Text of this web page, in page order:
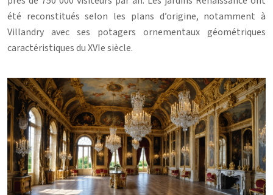
été reconstitués selon les plans d’origine, notamment à
Villandry avec ses potagers ornementaux géométriques
caractéristiques du XVIe siècle.